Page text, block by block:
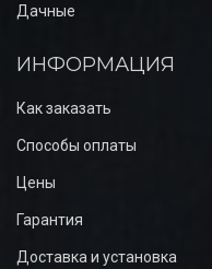
Дачные
ИНФОРМАЦИЯ
Как заказать
Способы оплаты
Цены
Гарантия
Доставка и установка